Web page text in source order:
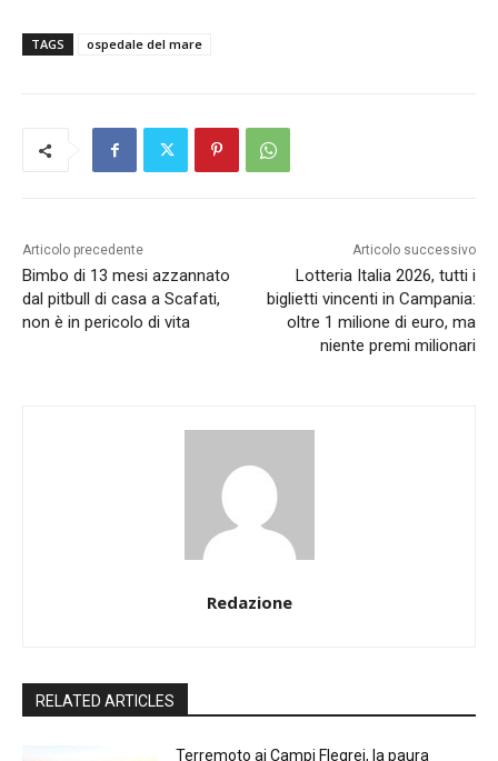
TAGS ospedale del mare
Articolo precedente
Bimbo di 13 mesi azzannato
dal pitbull di casa a Scafati,
non è in pericolo di vita
Articolo successivo
Lotteria Italia 2026, tutti i
biglietti vincenti in Campania:
oltre 1 milione di euro, ma
niente premi milionari
Redazione
RELATED ARTICLES
Terremoto ai Campi Flegrei, la paura